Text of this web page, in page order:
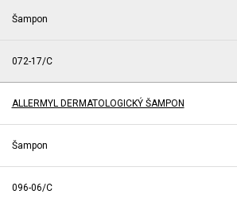
Šampon
072-17/C
ALLERMYL DERMATOLOGICKÝ ŠAMPON
Šampon
096-06/C